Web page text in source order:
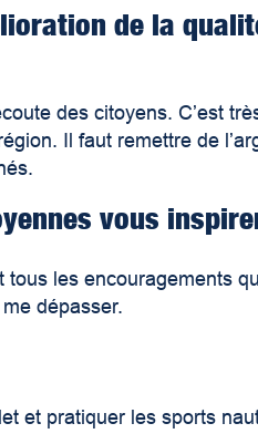
de la
des citoyens. C’est
Il faut remettre de
vous
les encouragements
dépasser.
et pratiquer les sports